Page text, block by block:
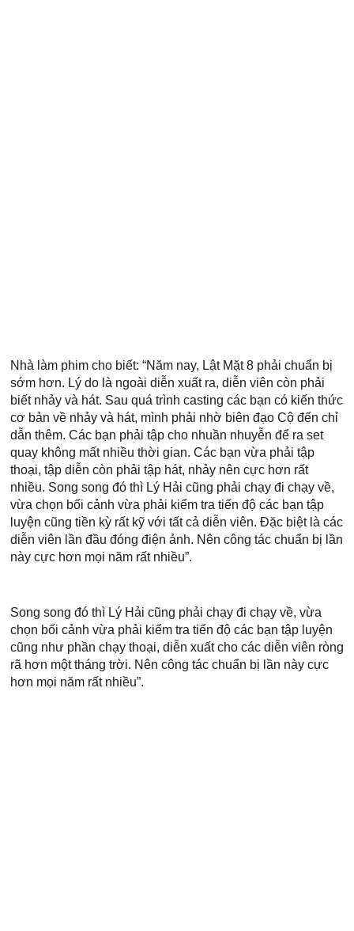
Nhà làm phim cho biết: “Năm nay, Lật Mặt 8 phải chuẩn bị
sớm hơn. Lý do là ngoài diễn xuất ra, diễn viên còn phải
biết nhảy và hát. Sau quá trình casting các bạn có kiến thức
cơ bản về nhảy và hát, mình phải nhờ biên đạo Cộ đến chỉ
dẫn thêm. Các bạn phải tập cho nhuần nhuyễn để ra set
quay không mất nhiều thời gian. Các bạn vừa phải tập
thoại, tập diễn còn phải tập hát, nhảy nên cực hơn rất
nhiều. Song song đó thì Lý Hải cũng phải chạy đi chạy về,
vừa chọn bối cảnh vừa phải kiểm tra tiến độ các bạn tập
luyện cũng tiền kỳ rất kỹ với tất cả diễn viên. Đặc biệt là các
diễn viên lần đầu đóng điện ảnh. Nên công tác chuẩn bị lần
này cực hơn mọi năm rất nhiều”.
Song song đó thì Lý Hải cũng phải chạy đi chạy về, vừa
chọn bối cảnh vừa phải kiểm tra tiến độ các bạn tập luyện
cũng như phần chạy thoại, diễn xuất cho các diễn viên ròng
rã hơn một tháng trời. Nên công tác chuẩn bị lần này cực
hơn mọi năm rất nhiều”.